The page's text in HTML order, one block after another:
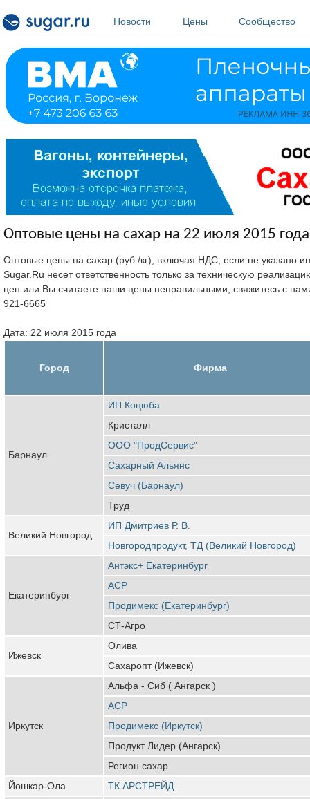
Новости
Цены Сообщество
Оптовые цены на сахар на 22 июля 2015
Оптовые цены на сахар (руб./кг), включая НДС, если не указано
Sugar.Ru несет ответственность только за техническую
цен или Вы считаете наши цены неправильными, свяжитесь с
921-6665
Дата: 22 июля 2015 года
Город Фирма
Барнаул
ИП Коцюба
Кристалл
ООО "ПродСервис"
Сахарный Альянс
Севуч (Барнаул)
Труд
Великий Новгород
ИП Дмитриев Р. В.
Новгородпродукт, ТД (Великий Новгород)
Екатеринбург
Антэкс+ Екатеринбург
АСР
Продимекс (Екатеринбург)
СТ-Агро
Ижевск
Олива
Сахаропт (Ижевск)
Иркутск
Альфа - Сиб ( Ангарск )
АСР
Продимекс (Иркутск)
Продукт Лидер (Ангарск)
Регион сахар
Йошкар-Ола
ТК АРСТРЕЙД